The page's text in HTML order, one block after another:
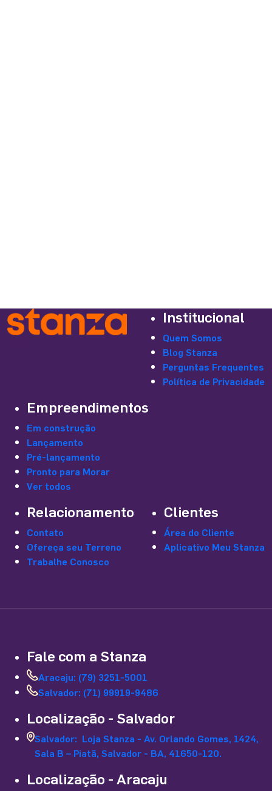
Institucional
Quem Somos
Blog Stanza
Perguntas Frequentes
Política de Privacidade
Empreendimentos
Em construção
Lançamento
Pré-lançamento
Pronto para Morar
Ver todos
Relacionamento
Contato
Ofereça seu Terreno
Trabalhe Conosco
Clientes
Área do Cliente
Aplicativo Meu Stanza
Fale com a Stanza
Aracaju: (79) 3251-5001
Salvador: (71) 99919-9486
Localização - Salvador
Salvador: Loja Stanza - Av. Orlando Gomes, 1424,
Sala B – Piatã, Salvador - BA, 41650-120.
Localização - Aracaju